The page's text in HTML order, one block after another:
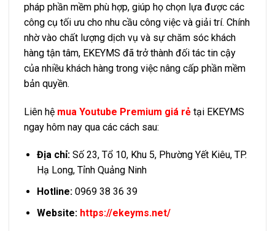
pháp phần mềm phù hợp, giúp họ chọn lựa được các
công cụ tối ưu cho nhu cầu công việc và giải trí. Chính
nhờ vào chất lượng dịch vụ và sự chăm sóc khách
hàng tận tâm, EKEYMS đã trở thành đối tác tin cậy
của nhiều khách hàng trong việc nâng cấp phần mềm
bản quyền.
Liên hệ mua Youtube Premium giá rẻ tại EKEYMS
ngay hôm nay qua các cách sau:
Địa chỉ:Số 23, Tổ 10, Khu 5, Phường Yết Kiêu, TP.
Hạ Long, Tỉnh Quảng Ninh
Hotline:0969 38 36 39
Website: https://ekeyms.net/